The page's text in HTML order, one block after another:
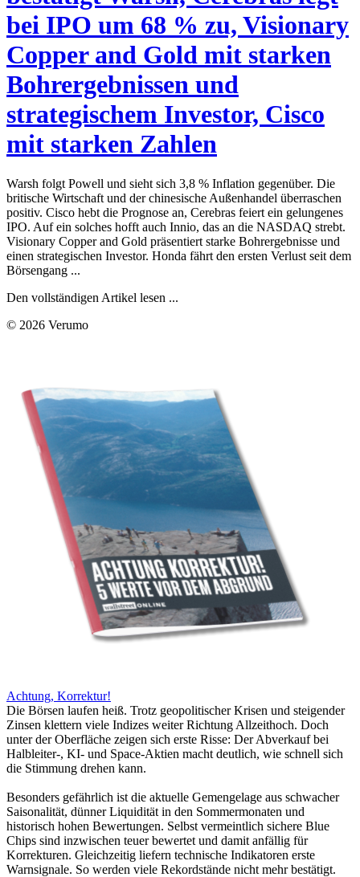
bei IPO um 68 % zu, Visionary
Copper and Gold mit starken
Bohrergebnissen und
strategischem Investor, Cisco
mit starken Zahlen
Warsh folgt Powell und sieht sich 3,8 % Inflation gegenüber. Die
britische Wirtschaft und der chinesische Außenhandel überraschen
positiv. Cisco hebt die Prognose an, Cerebras feiert ein gelungenes
IPO. Auf ein solches hofft auch Innio, das an die NASDAQ strebt.
Visionary Copper and Gold präsentiert starke Bohrergebnisse und
einen strategischen Investor. Honda fährt den ersten Verlust seit dem
Börsengang ...
Den vollständigen Artikel lesen ...
© 2026 Verumo
Achtung, Korrektur!
Die Börsen laufen heiß. Trotz geopolitischer Krisen und steigender
Zinsen klettern viele Indizes weiter Richtung Allzeithoch. Doch
unter der Oberfläche zeigen sich erste Risse: Der Abverkauf bei
Halbleiter-, KI- und Space-Aktien macht deutlich, wie schnell sich
die Stimmung drehen kann.
Besonders gefährlich ist die aktuelle Gemengelage aus schwacher
Saisonalität, dünner Liquidität in den Sommermonaten und
historisch hohen Bewertungen. Selbst vermeintlich sichere Blue
Chips sind inzwischen teuer bewertet und damit anfällig für
Korrekturen. Gleichzeitig liefern technische Indikatoren erste
Warnsignale. So werden viele Rekordstände nicht mehr bestätigt.